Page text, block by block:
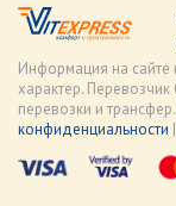
Информация на сайте
характер.
перевозки и
конфиденциальности |